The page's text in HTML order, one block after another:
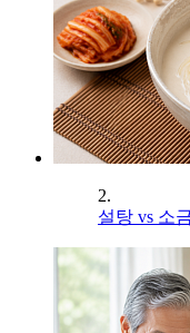
2.
설탕 vs 소